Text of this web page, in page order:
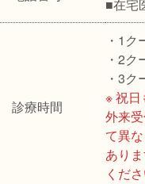
■在宅
診療時間
・1
・2
・3
※ 祝日
外来
て異
あり
くださ